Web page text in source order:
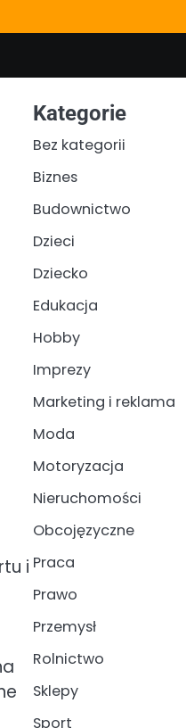
i
Kategorie
Bez kategorii
Biznes
Budownictwo
Dzieci
Dziecko
Edukacja
Hobby
Imprezy
Marketing i reklama
Moda
Motoryzacja
Nieruchomości
Obcojęzyczne
Praca
Prawo
Przemysł
Rolnictwo
Sklepy
Sport